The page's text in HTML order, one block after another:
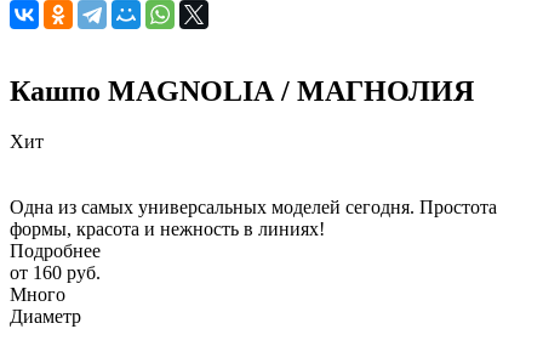
Кашпо MAGNOLIА / МАГНОЛИЯ
Хит
Одна из самых универсальных моделей сегодня. Простота
формы, красота и нежность в линиях!
Подробнее
от 160 руб.
Много
Диаметр